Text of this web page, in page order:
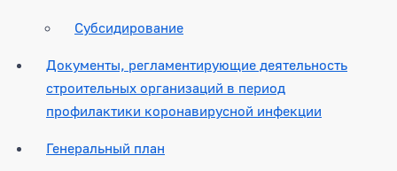
Субсидирование
Документы, регламентирующие деятельность
строительных организаций в период
профилактики коронавирусной инфекции
Генеральный план